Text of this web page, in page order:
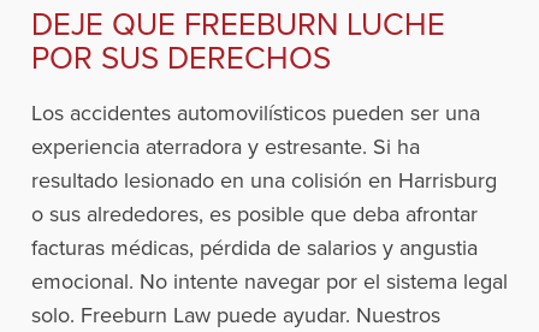
DEJE QUE FREEBURN LUCHE
POR SUS DERECHOS
Los accidentes automovilísticos pueden ser una
experiencia aterradora y estresante. Si ha
resultado lesionado en una colisión en Harrisburg
o sus alrededores, es posible que deba afrontar
facturas médicas, pérdida de salarios y angustia
emocional. No intente navegar por el sistema legal
solo. Freeburn Law puede ayudar. Nuestros